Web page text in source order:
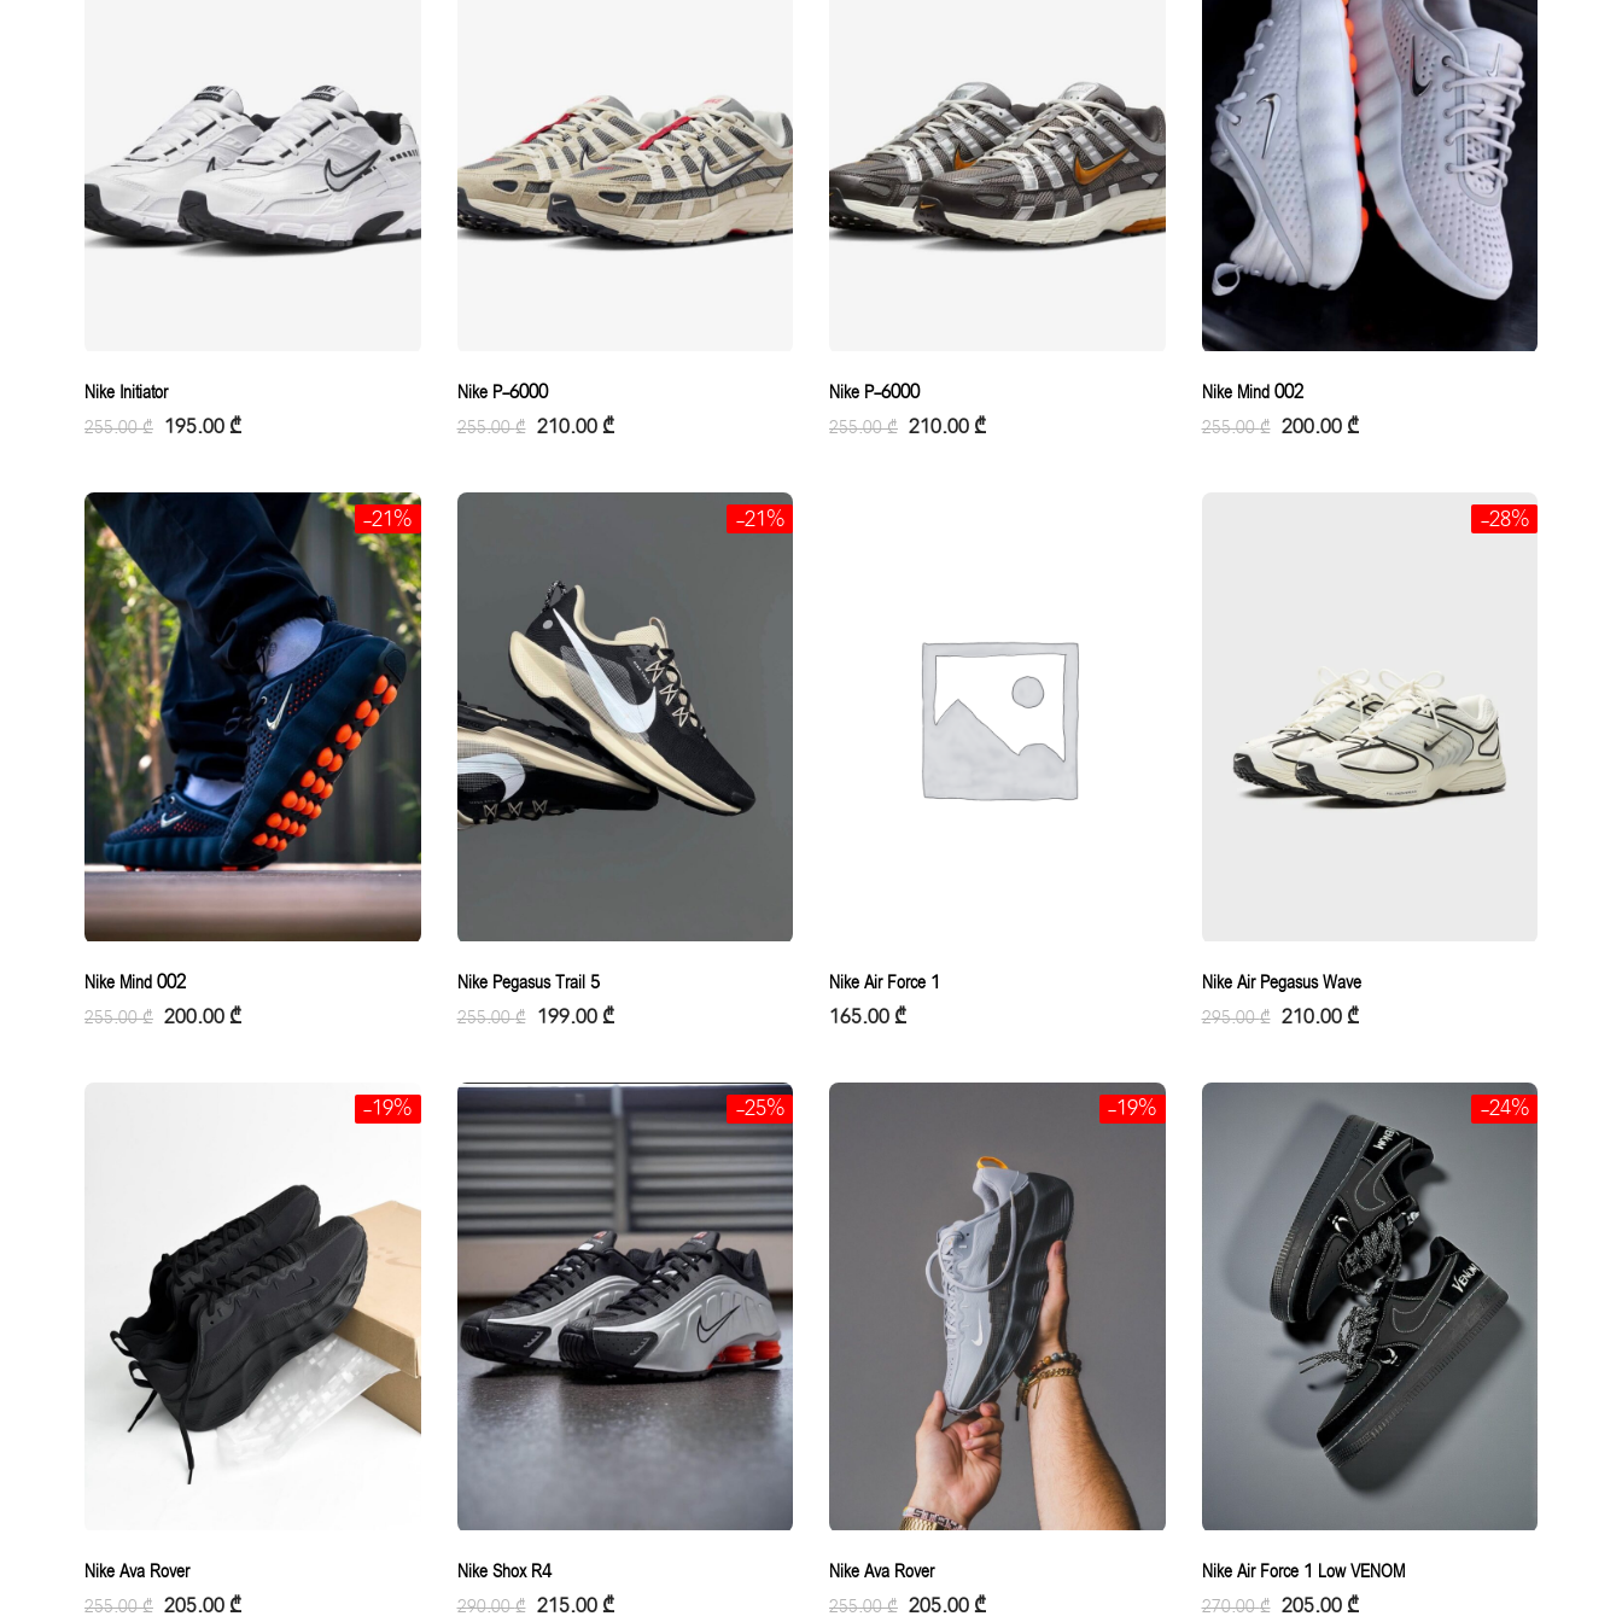
Nike Initiator
255.00₾ 195.00 ₾
Nike P-6000
255.00₾ 210.00 ₾
Nike P-6000
255.00₾ 210.00 ₾
Nike Mind 002
255.00₾ 200.00 ₾
-21%
Nike Mind 002
255.00₾ 200.00 ₾
-21%
Nike Pegasus Trail 5
255.00₾ 199.00 ₾
Nike Air Force 1
165.00 ₾
-28%
Nike Air Pegasus Wave
295.00₾ 210.00 ₾
-19%
Nike Ava Rover
255.00₾ 205.00 ₾
-25%
Nike Shox R4
290.00₾ 215.00 ₾
-19%
Nike Ava Rover
255.00₾ 205.00 ₾
-24%
Nike Air Force 1 Low VENOM
270.00₾ 205.00 ₾